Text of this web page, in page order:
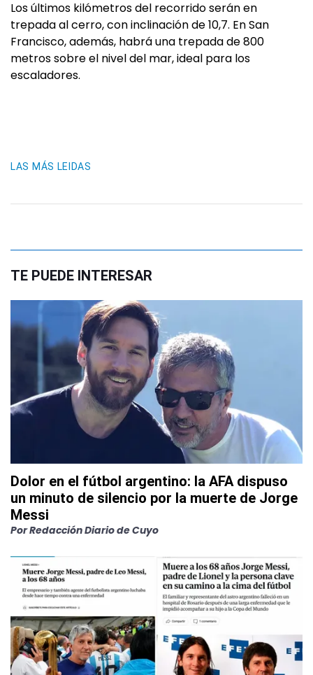
Los últimos kilómetros del recorrido serán en
trepada al cerro, con inclinación de 10,7. En San
Francisco, además, habrá una trepada de 800
metros sobre el nivel del mar, ideal para los
escaladores.
LAS MÁS LEIDAS
TE PUEDE INTERESAR
Dolor en el fútbol argentino: la AFA dispuso
un minuto de silencio por la muerte de Jorge
Messi
PorRedacción Diario de Cuyo